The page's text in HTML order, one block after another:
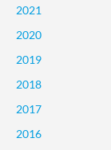
2021
2020
2019
2018
2017
2016